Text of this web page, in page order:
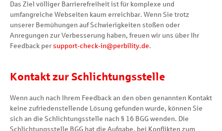
Das Ziel völliger Barrierefreiheit ist für komplexe und
umfangreiche Webseiten kaum erreichbar. Wenn Sie trotz
unserer Bemühungen auf Schwierigkeiten stoßen oder
Anregungen zur Verbesserung haben, freuen wir uns über Ihr
Feedback per support-check-in@perbility.de.
Kontakt zur Schlichtungsstelle
Wenn auch nach Ihrem Feedback an den oben genannten Kontakt
keine zufriedenstellende Lösung gefunden wurde, können Sie
sich an die Schlichtungsstelle nach § 16 BGG wenden. Die
Schlichtungsstelle BGG hat die Aufgabe, bei Konflikten zum